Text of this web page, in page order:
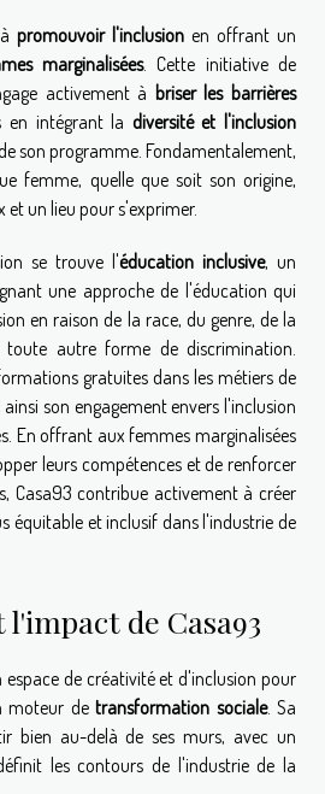
promouvoir l'inclusion en offrant un
marginalisées. Cette initiative de
activement à briser les barrières
en intégrant la diversité et l'inclusion
son programme. Fondamentalement,
femme, quelle que soit son origine,
un lieu pour s'exprimer.
se trouve l'éducation inclusive, un
une approche de l'éducation qui
en raison de la race, du genre, de la
toute autre forme de discrimination.
gratuites dans les métiers de
son engagement envers l'inclusion
En offrant aux femmes marginalisées
leurs compétences et de renforcer
Casa93 contribue activement à créer
équitable et inclusif dans l'industrie de
de Casa93
espace de créativité et d'inclusion pour
moteur detransformation sociale. Sa
bien au-delà de ses murs, avec un
les contours de l'industrie de la